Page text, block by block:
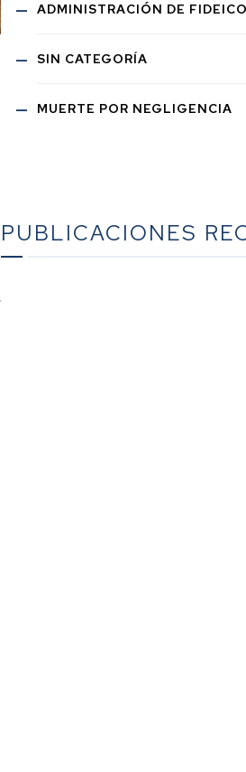
ADMINISTRACIÓN DE
SIN CATEGORÍA
MUERTE POR NEGLIGENCIA
PUBLICACIONES